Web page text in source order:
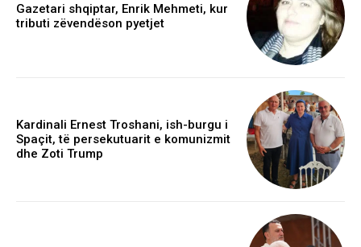
Gazetari shqiptar, Enrik Mehmeti, kur
tributi zëvendëson pyetjet
Kardinali Ernest Troshani, ish-burgu i
Spaçit, të persekutuarit e komunizmit
dhe Zoti Trump